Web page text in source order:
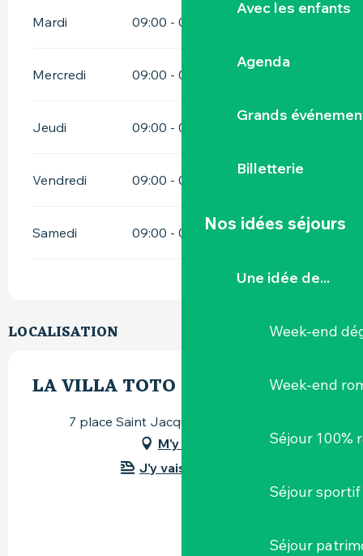
Avec les enfants
Agenda
Grands
Billetterie
Nos idées séjours
Une idée de...
Week-end
Week-end
Séjour 100%
Séjour sportif
Séjour
Mardi 09:00 - 00:00
Mercredi 09:00 - 00:00
Jeudi 09:00 - 00:00
Vendredi 09:00 - 00:00
Samedi 09:00 - 00:00
LOCALISATION
LA VILLA TOTO
7 place Saint Jacques, 44190 Clisson
M'y rendre
J'y vais en train !